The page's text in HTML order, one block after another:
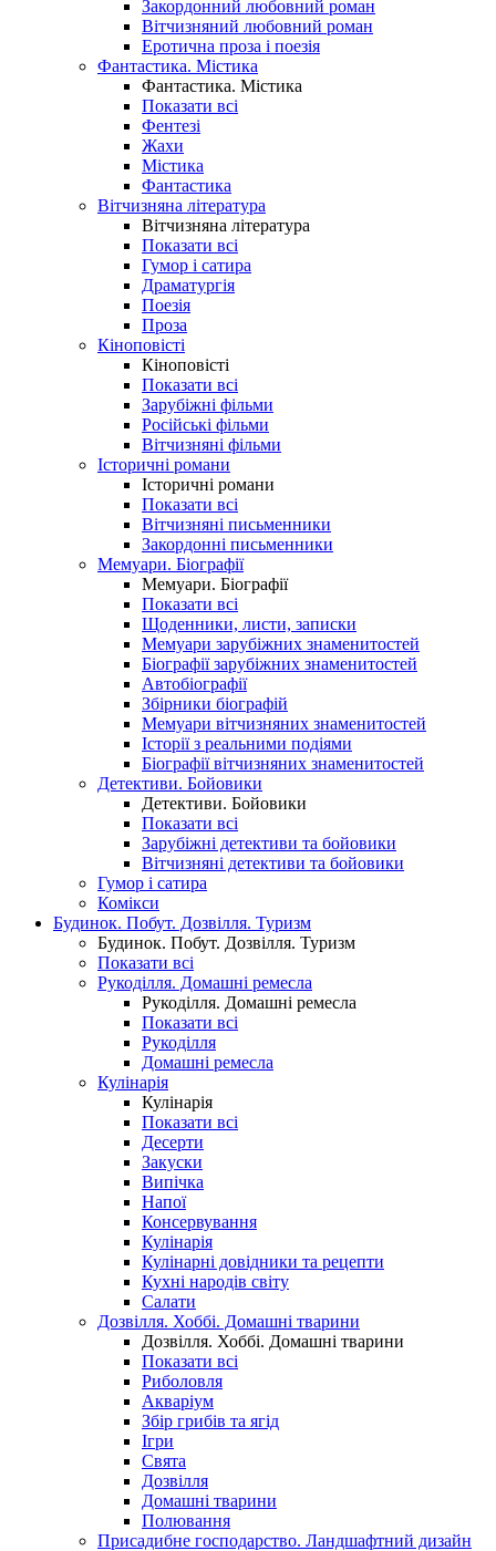
Закордонний любовний роман
Вітчизняний любовний роман
Еротична проза і поезія
Фантастика. Містика
Фантастика. Містика
Показати всі
Фентезі
Жахи
Містика
Фантастика
Вітчизняна література
Вітчизняна література
Показати всі
Гумор і сатира
Драматургія
Поезія
Проза
Кіноповісті
Кіноповісті
Показати всі
Зарубіжні фільми
Російські фільми
Вітчизняні фільми
Історичні романи
Історичні романи
Показати всі
Вітчизняні письменники
Закордонні письменники
Мемуари. Біографії
Мемуари. Біографії
Показати всі
Щоденники, листи, записки
Мемуари зарубіжних знаменитостей
Біографії зарубіжних знаменитостей
Автобіографії
Збірники біографій
Мемуари вітчизняних знаменитостей
Історії з реальними подіями
Біографії вітчизняних знаменитостей
Детективи. Бойовики
Детективи. Бойовики
Показати всі
Зарубіжні детективи та бойовики
Вітчизняні детективи та бойовики
Гумор і сатира
Комікси
Будинок. Побут. Дозвілля. Туризм
Будинок. Побут. Дозвілля. Туризм
Показати всі
Рукоділля. Домашні ремесла
Рукоділля. Домашні ремесла
Показати всі
Рукоділля
Домашні ремесла
Кулінарія
Кулінарія
Показати всі
Десерти
Закуски
Випічка
Напої
Консервування
Кулінарія
Кулінарні довідники та рецепти
Кухні народів світу
Салати
Дозвілля. Хоббі. Домашні тварини
Дозвілля. Хоббі. Домашні тварини
Показати всі
Риболовля
Акваріум
Збір грибів та ягід
Ігри
Свята
Дозвілля
Домашні тварини
Полювання
Присадибне господарство. Ландшафтний дизайн